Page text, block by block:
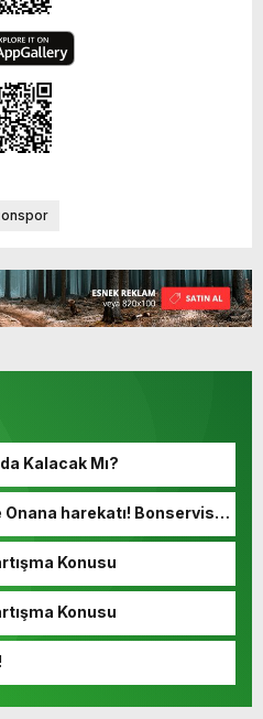
Kalacak Mı?
harekatı! Bonservisi
Konusu
Konusu